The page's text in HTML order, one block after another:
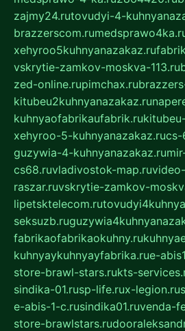
zajmy24.rutovudyi-4-
brazzerscom.ru
xehyroo5kuhnyanazakaz.ru
vskrytie-zamkov-moskva-113.ru
zed-online.rupimchax.ru
kitubeu2kuhnyanazakaz.ru
kuhnyaofabrikaufabrik.ru
xehyroo-5-kuhnyanazakaz.rucs-
guzywia-4-kuhnyanazakaz.ru
cs68.ruvladivostok-map.ru
raszar.ruvskrytie-zamkov-
lipetsktelecom.ru
seksuzb.ru
fabrikaofabrikaokuhny.ru
kuhnyaykuhnyayfabrika.rue-
store-brawl-stars.rukts-
sindika-01.rusp-life.rux-legion.ru
e-abis-1-c.rusindika01.ruvenda-
store-brawlstars.ru